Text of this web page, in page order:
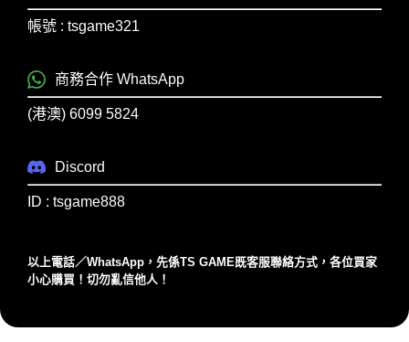
帳號 : tsgame321
商務合作 WhatsApp
(港澳) 6099 5824
Discord
ID : tsgame888
以上電話／WhatsApp，先係TS GAME既客服聯絡⽅式，各位買家
⼩⼼購買！切勿亂信他⼈！